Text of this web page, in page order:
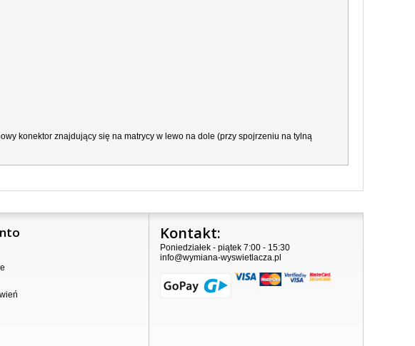
konektor znajdujący się na matrycy w lewo na dole (przy spojrzeniu na tylną
Kontakt:
Poniedziałek - piątek 7:00 - 15:30
info@wymiana-wyswietlacza.pl